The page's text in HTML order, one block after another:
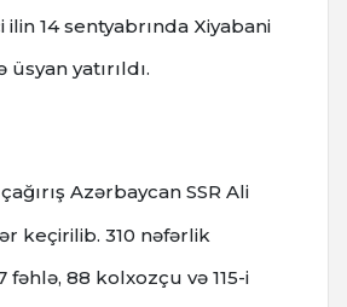
ilin 14 sentyabrında Xiyabani
yatırıldı.
Azərbaycan SSR Ali
keçirilib. 310 nəfərlik
fəhlə, 88 kolxozçu və 115-i